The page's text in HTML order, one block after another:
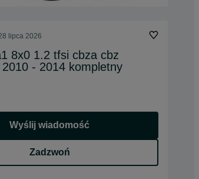
lipca 2026
8x0 1.2 tfsi cbza cbz
- 2014 kompletny
Wyślij wiadomość
Zadzwoń